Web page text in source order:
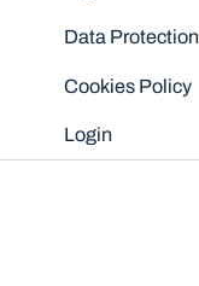
Data Protection
Cookies Policy
Login